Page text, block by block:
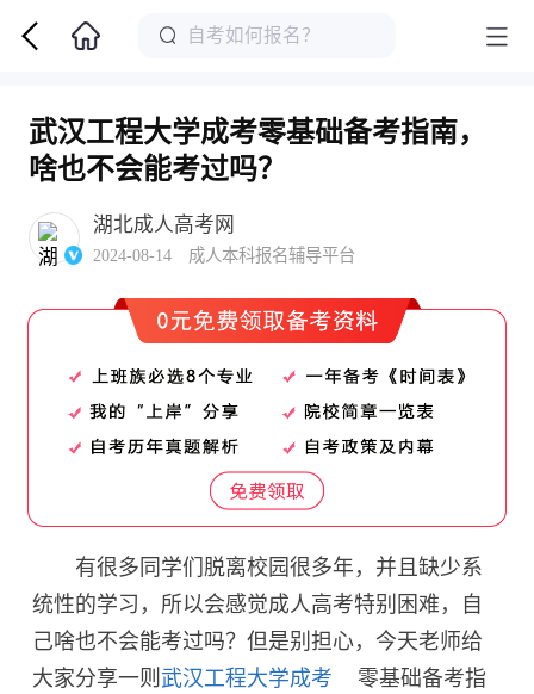
武汉工程大学成考零基础备考指南，
啥也不会能考过吗？
湖北成人高考网
2024-08-14 成人本科报名辅导平台
有很多同学们脱离校园很多年，并且缺少系
统性的学习，所以会感觉成人高考特别困难，自
己啥也不会能考过吗？但是别担心，今天老师给
大家分享一则 武汉工程大学成考
零基础备考指